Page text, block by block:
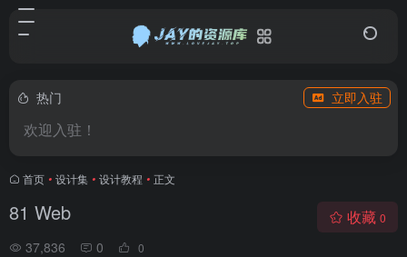
热门 立即入驻
欢迎入驻！
首页 • 设计集 • 设计教程 • 正文
81 Web
37,836 0 0
收藏 0